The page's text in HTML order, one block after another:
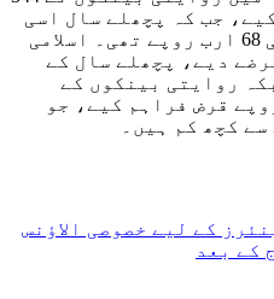
جب کہ پچھلے سال اسی
مدت میں قرضہ جات کی واپسی 68 ارب روپے تھی۔ اسلامی
ارب روپے قرضے دیے، پچھلے سال کے
روایتی بینکوں کے
نے 143.7 ارب روپے قرض فراہم کیے، جو